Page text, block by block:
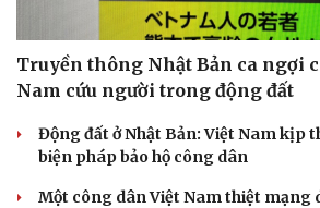
Truyền thông Nhật Bản ca ngợi
Nam cứu người trong động đất
Động đất ở Nhật Bản: Việt Nam kịp
biện pháp bảo hộ công dân
Một công dân Việt Nam thiệt mạng